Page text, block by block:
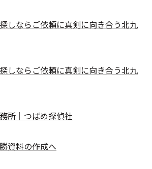
しならご依頼に真剣に向き合う北九
しならご依頼に真剣に向き合う北九
所｜つばめ探偵社
資料の作成へ